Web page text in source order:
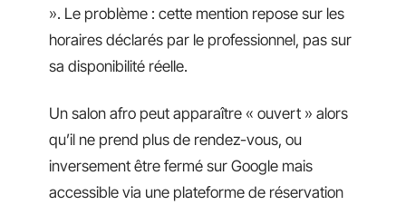
». Le problème : cette mention repose sur les
horaires déclarés par le professionnel, pas sur
sa disponibilité réelle.
Un salon afro peut apparaître « ouvert » alors
qu’il ne prend plus de rendez-vous, ou
inversement être fermé sur Google mais
accessible via une plateforme de réservation